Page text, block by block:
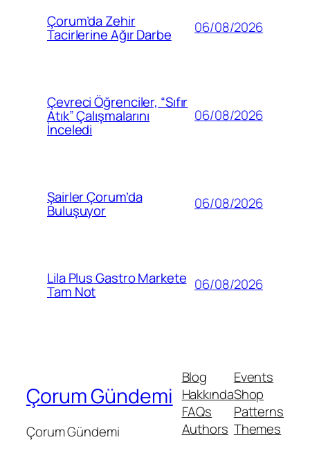
Çorum’da Zehir
Tacirlerine Ağır Darbe 06/08/2026
Çevreci Öğrenciler, “Sıfır
Atık” Çalışmalarını
İnceledi
06/08/2026
Şairler Çorum’da
Buluşuyor 06/08/2026
Lila Plus Gastro Markete
Tam Not 06/08/2026
Çorum Gündemi
Çorum Gündemi
Blog
Hakkında
FAQs
Authors
Events
Shop
Patterns
Themes